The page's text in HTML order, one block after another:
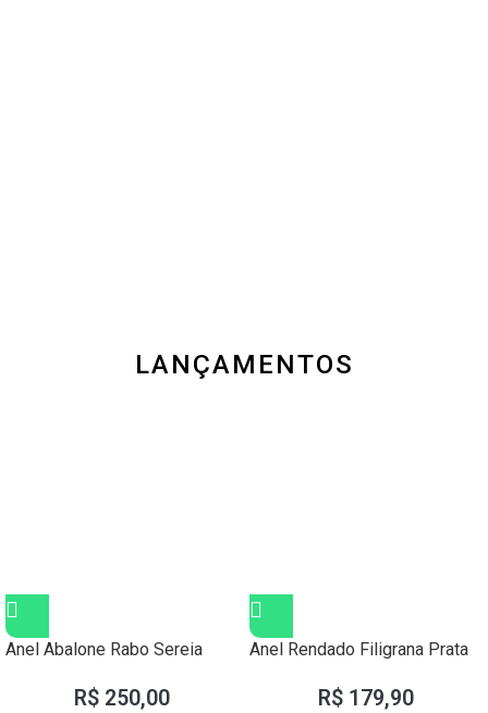
LANÇAMENTOS
Anel Abalone Rabo Sereia
R$ 250,00
Anel Rendado Filigrana Prata
R$ 179,90